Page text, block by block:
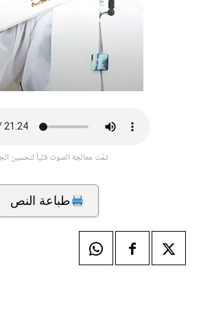
تمّت معالجة الصوت فنّياً لتحسين
طباعة النص